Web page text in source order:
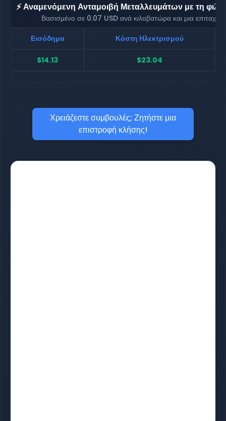
⚡ Αναμενόμενη Ανταμοιβή Μεταλλευμάτων με τη
Βασισμένο σε 0.07 USD ανά κιλοβατώρα και μια
Εισόδημα
Κόστη Ηλεκτρισμού
$14.13 $23.04
Χρειάζεστε συμβουλές; Ζητήστε μια
επιστροφή κλήσης!